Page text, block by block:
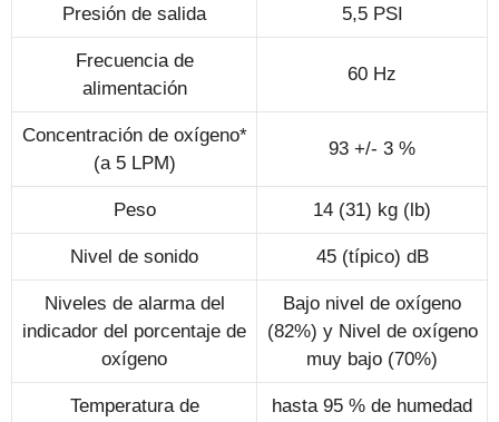
Presión de salida 5,5 PSI
Frecuencia de
alimentación
60 Hz
Concentración de oxígeno*
(a 5 LPM)
93 +/- 3 %
Peso 14 (31) kg (lb)
Nivel de sonido 45 (típico) dB
Niveles de alarma del
indicador del porcentaje de
oxígeno
Bajo nivel de oxígeno
(82%) y Nivel de oxígeno
muy bajo (70%)
Temperatura de
hasta 95 % de humedad